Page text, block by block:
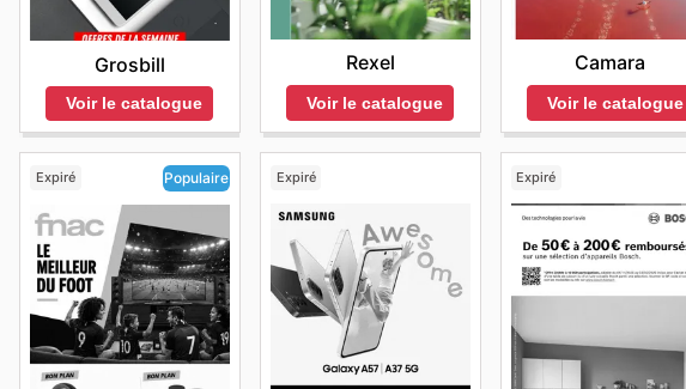
Grosbill
Voir le catalogue
Rexel
Voir le catalogue
Camara
Voir le catalogue
Expiré Populaire Expiré Expiré